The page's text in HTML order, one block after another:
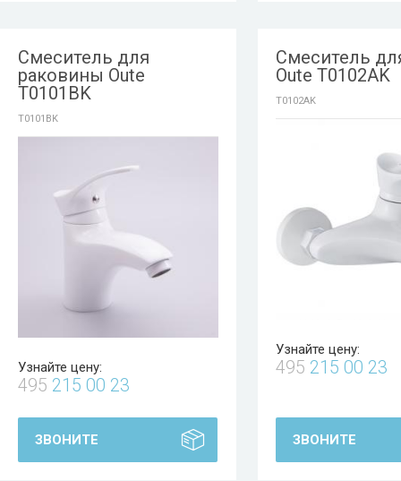
Смеситель для
раковины Oute
T0101BK
T0101BK
Узнайте цену:
495 215 00 23
ЗВОНИТЕ
Смеситель
Oute T0102AK
T0102AK
Узнайте цену:
495 215 00 23
ЗВОНИТЕ